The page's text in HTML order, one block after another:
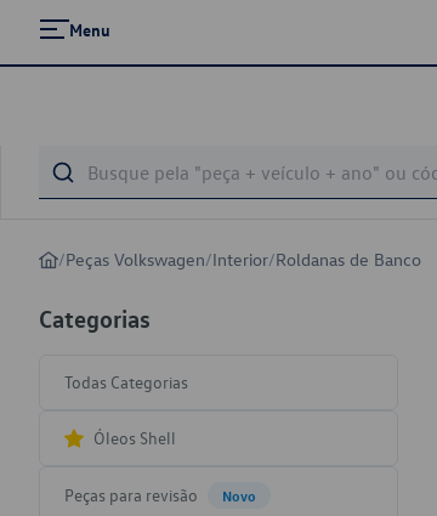
Menu
/Peças Volkswagen/Interior/Roldanas de Banco
Categorias
Todas Categorias
Óleos Shell
Peças para revisão Novo